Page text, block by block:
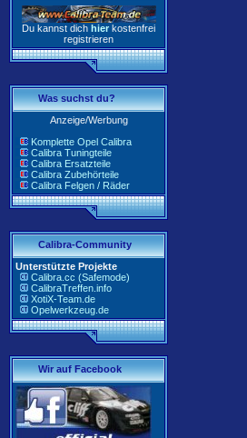
Du kannst dich hier kostenfrei
registrieren
Was suchst du?
Anzeige/Werbung
Komplette Opel Calibra
Calibra Tuningteile
Calibra Ersatzteile
Calibra Zubehörteile
Calibra Felgen / Räder
Calibra-Community
Unterstützte Projekte
Calibra.cc (Safemode)
CalibraTreffen.info
XotiX-Team.de
Opelwerkzeug.de
Wir auf Facebook